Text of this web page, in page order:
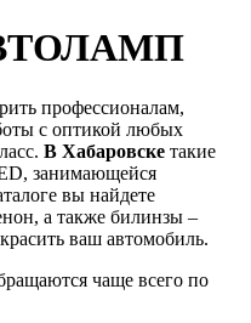
профессионалам,
с оптикой любых
В Хабаровске такие
, занимающейся
вы найдете
а также билинзы –
ваш автомобиль.
чаще всего по